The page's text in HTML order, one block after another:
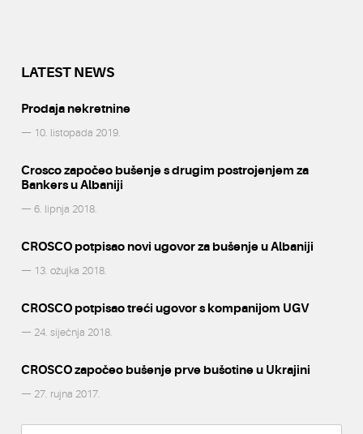
LATEST NEWS
Prodaja nekretnine
— 10. listopada 2019.
Crosco započeo bušenje s drugim postrojenjem za
Bankers u Albaniji
— 6. lipnja 2018.
CROSCO potpisao novi ugovor za bušenje u Albaniji
— 13. ožujka 2018.
CROSCO potpisao treći ugovor s kompanijom UGV
— 24. siječnja 2018.
CROSCO započeo bušenje prve bušotine u Ukrajini
— 27. rujna 2017.